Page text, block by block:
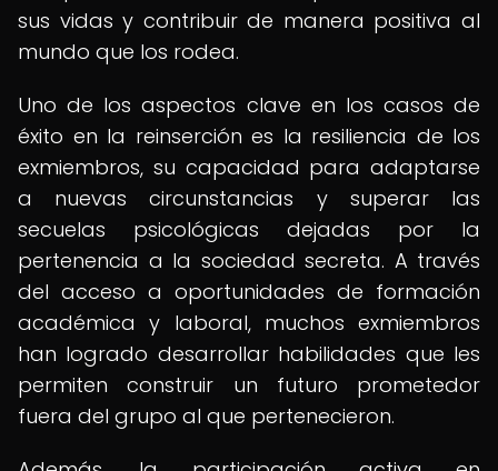
sus vidas y contribuir de manera positiva al
mundo que los rodea.
Uno de los aspectos clave en los casos de
éxito en la reinserción es la resiliencia de los
exmiembros, su capacidad para adaptarse
a nuevas circunstancias y superar las
secuelas psicológicas dejadas por la
pertenencia a la sociedad secreta. A través
del acceso a oportunidades de formación
académica y laboral, muchos exmiembros
han logrado desarrollar habilidades que les
permiten construir un futuro prometedor
fuera del grupo al que pertenecieron.